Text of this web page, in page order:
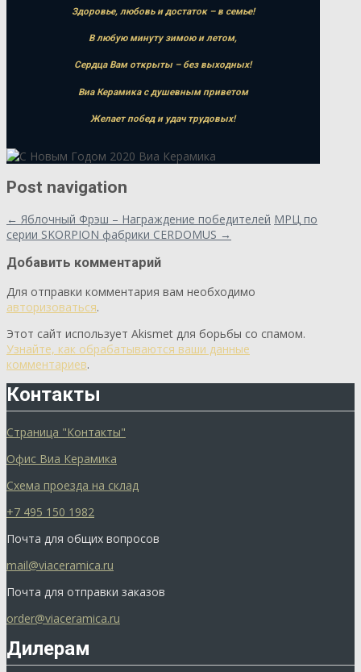
Здоровье, любовь и достаток – в семье!
В любую минуту зимою и летом,
Сердца Вам открыты – без выходных!
Виа Керамика с душевным приветом
Желает побед и удач трудовых!
Post navigation
← Яблочный Фрэш – Награждение победителей МРЦ по
серии SKORPION фабрики CERDOMUS →
Добавить комментарий
Для отправки комментария вам необходимо
авторизоваться.
Этот сайт использует Akismet для борьбы со спамом.
Узнайте, как обрабатываются ваши данные
комментариев.
Контакты
Страница "Контакты"
Офис Виа Керамика
Схема проезда на склад
+7 495 150 1982
Почта для общих вопросов
mail@viaceramica.ru
Почта для отправки заказов
order@viaceramica.ru
Дилерам